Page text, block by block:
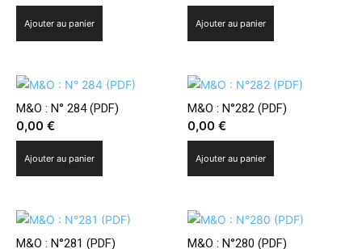
Ajouter au panier Ajouter au panier
M&O : N° 284 (PDF)
0,00 €
Ajouter au panier
M&O : N°282 (PDF)
0,00€
Ajouter au panier
M&O : N°281 (PDF) M&O : N°280 (PDF)